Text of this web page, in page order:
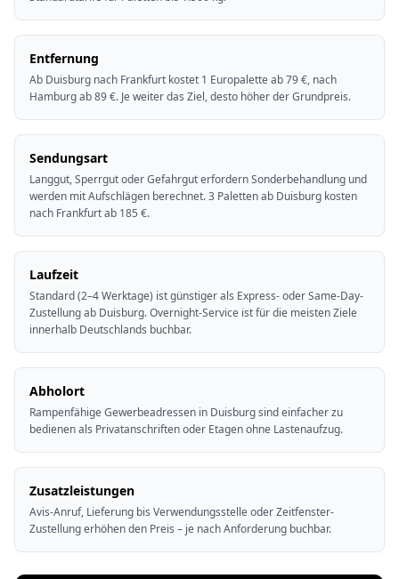
Entfernung
Ab Duisburg nach Frankfurt kostet 1 Europalette ab 79 €, nach
Hamburg ab 89 €. Je weiter das Ziel, desto höher der Grundpreis.
Sendungsart
Langgut, Sperrgut oder Gefahrgut erfordern Sonderbehandlung und
werden mit Aufschlägen berechnet. 3 Paletten ab Duisburg kosten
nach Frankfurt ab 185 €.
Laufzeit
Standard (2–4 Werktage) ist günstiger als Express- oder Same-Day-
Zustellung ab Duisburg. Overnight-Service ist für die meisten Ziele
innerhalb Deutschlands buchbar.
Abholort
Rampenfähige Gewerbeadressen in Duisburg sind einfacher zu
bedienen als Privatanschriften oder Etagen ohne Lastenaufzug.
Zusatzleistungen
Avis-Anruf, Lieferung bis Verwendungsstelle oder Zeitfenster-
Zustellung erhöhen den Preis – je nach Anforderung buchbar.